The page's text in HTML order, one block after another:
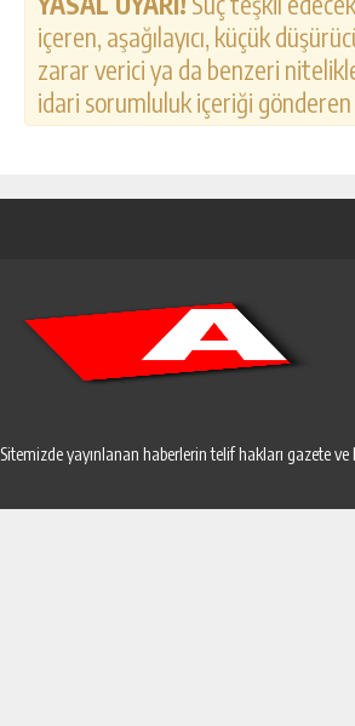
içeren, aşağılayıcı, küçük
zarar verici ya da benzeri
idari sorumluluk içeriği
Sitemizde yayınlanan haberlerin telif hakları gazete